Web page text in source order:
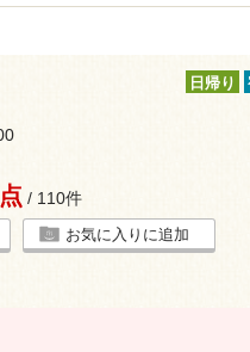
日帰り
/ 110件
お気に入りに追加